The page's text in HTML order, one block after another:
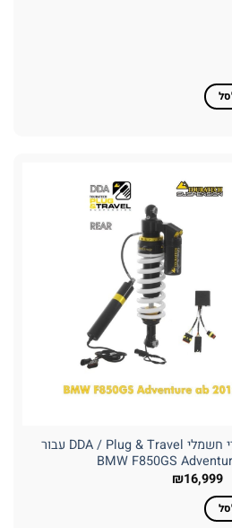
בולם אחורי חשמלי DDA / Plug & Travel עבור
BMW F850GS
המחיר
המקורי
היה:
₪22,999.
₪16,999